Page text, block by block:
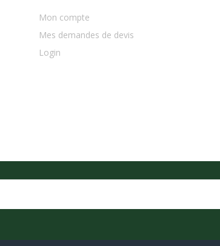
Mon compte
Mes demandes de devis
Login